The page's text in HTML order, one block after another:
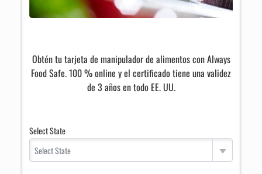
Obtén tu tarjeta de manipulador de alimentos con Always
Food Safe. 100 % online y el certificado tiene una validez
de 3 años en todo EE. UU.
Select State
Select State